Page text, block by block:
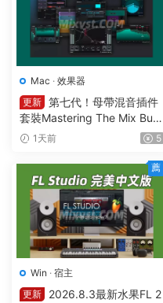
Mac · 效果器
更新 第七代！母帶混音插件
套裝Mastering The Mix Bun
dle v2026.08.03 U2B MAC-
1天前 5
Win · 宿主
更新
2026.8.3最新水果FL 2
薦